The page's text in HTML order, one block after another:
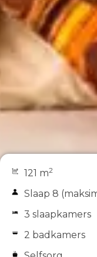
121 m2
Slaap 8
3 slaapkamers
2 badkamers